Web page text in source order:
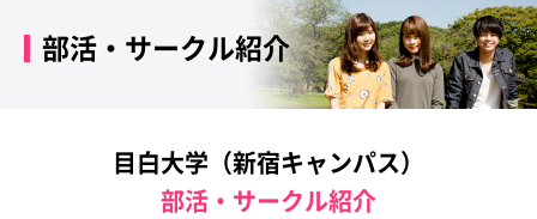
部活・サークル紹介
目白大学（新宿キャンパス）
部活・サークル紹介